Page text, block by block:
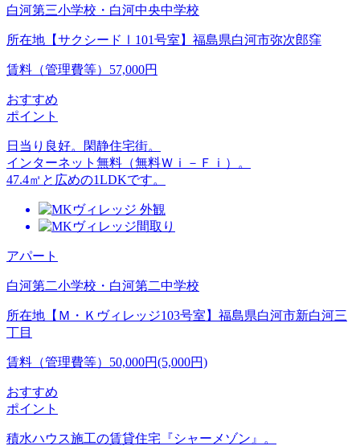
白河第三小学校・白河中央中学校
所在地 【サクシードⅠ101号室】福島県白河市弥次郎窪
賃料（管理費等） 57,000円
おすすめ
ポイント
日当り良好。閑静住宅街。
インターネット無料（無料Ｗｉ－Ｆｉ）。
47.4㎡と広めの1LDKです。
アパート
白河第二小学校・白河第二中学校
所在地 【Ｍ・Ｋヴィレッジ103号室】福島県白河市新白河三
丁目
賃料（管理費等） 50,000円(5,000円)
おすすめ
ポイント
積水ハウス施工の賃貸住宅『シャーメゾン』。